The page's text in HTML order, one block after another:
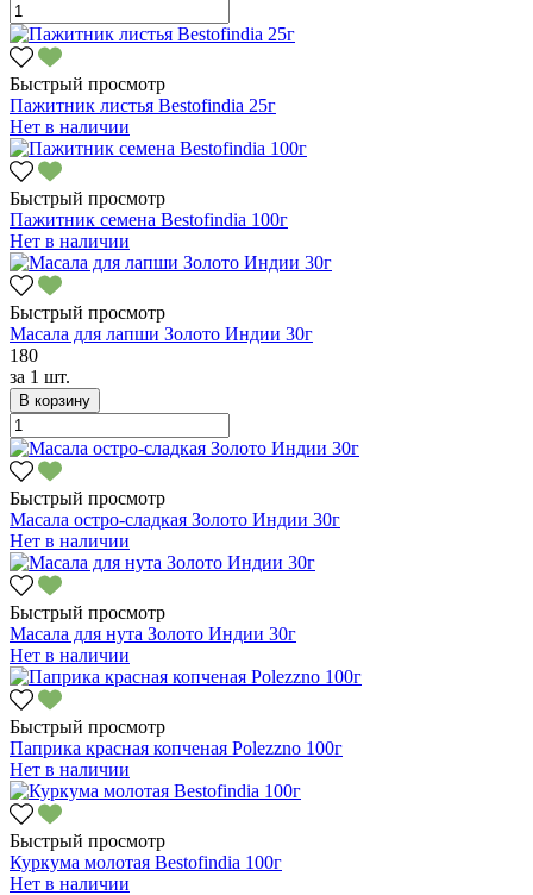
Быстрый просмотр
Пажитник листья Bestofindia 25г
Нет в наличии
Быстрый просмотр
Пажитник семена Bestofindia 100г
Нет в наличии
Быстрый просмотр
Масала для лапши Золото Индии 30г
180
за 1 шт.
В корзину
Быстрый просмотр
Масала остро-сладкая Золото Индии 30г
Нет в наличии
Быстрый просмотр
Масала для нута Золото Индии 30г
Нет в наличии
Быстрый просмотр
Паприка красная копченая Polezzno 100г
Нет в наличии
Быстрый просмотр
Куркума молотая Bestofindia 100г
Нет в наличии